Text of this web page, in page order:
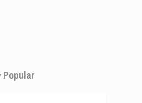
Popular